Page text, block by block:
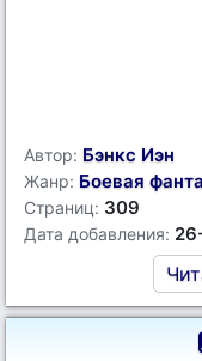
Автор: Бэнкс Иэн
Жанр: Боевая
Страниц: 309
Дата добавления: